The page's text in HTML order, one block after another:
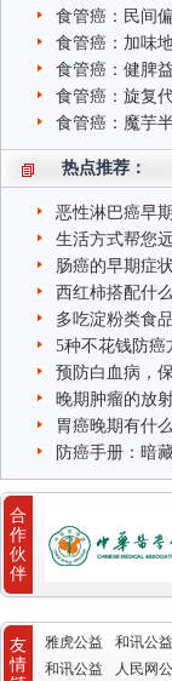
食管癌：民间
食管癌：加味
食管癌：健脾
食管癌：旋复
食管癌：魔芋
热点推荐：
恶性淋巴癌早
生活方式帮您
肠癌的早期症
西红柿搭配什
多吃淀粉类食
5种不花钱防癌
预防白血病，
晚期肿瘤的放
胃癌晚期有什
防癌手册：暗
合
作
伙
伴
友
情
雅虎公益 和讯公益
和讯公益
人民网